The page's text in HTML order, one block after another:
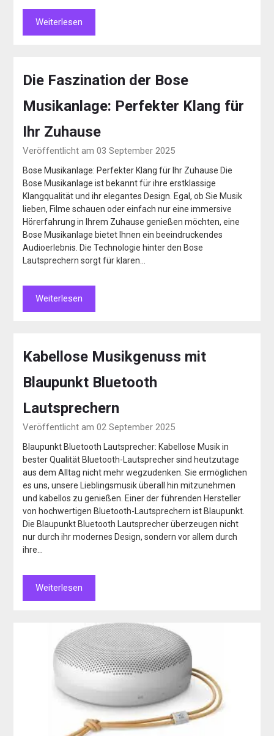
Weiterlesen
Die Faszination der Bose
Musikanlage: Perfekter Klang für
Ihr Zuhause
Veröffentlicht am 03 September 2025
Bose Musikanlage: Perfekter Klang für Ihr Zuhause Die
Bose Musikanlage ist bekannt für ihre erstklassige
Klangqualität und ihr elegantes Design. Egal, ob Sie Musik
lieben, Filme schauen oder einfach nur eine immersive
Hörerfahrung in Ihrem Zuhause genießen möchten, eine
Bose Musikanlage bietet Ihnen ein beeindruckendes
Audioerlebnis. Die Technologie hinter den Bose
Lautsprechern sorgt für klaren…
Weiterlesen
Kabellose Musikgenuss mit
Blaupunkt Bluetooth
Lautsprechern
Veröffentlicht am 02 September 2025
Blaupunkt Bluetooth Lautsprecher: Kabellose Musik in
bester Qualität Bluetooth-Lautsprecher sind heutzutage
aus dem Alltag nicht mehr wegzudenken. Sie ermöglichen
es uns, unsere Lieblingsmusik überall hin mitzunehmen
und kabellos zu genießen. Einer der führenden Hersteller
von hochwertigen Bluetooth-Lautsprechern ist Blaupunkt.
Die Blaupunkt Bluetooth Lautsprecher überzeugen nicht
nur durch ihr modernes Design, sondern vor allem durch
ihre…
Weiterlesen